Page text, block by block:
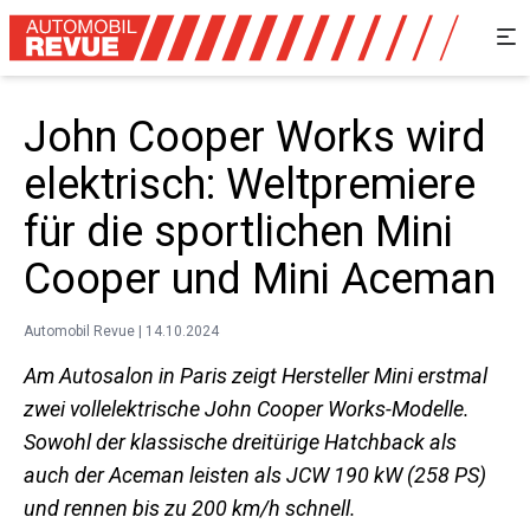
John Cooper Works wird
elektrisch: Weltpremiere
für die sportlichen Mini
Cooper und Mini Aceman
Automobil Revue | 14.10.2024
Am Autosalon in Paris zeigt Hersteller Mini erstmal
zwei vollelektrische John Cooper Works-Modelle.
Sowohl der klassische dreitürige Hatchback als
auch der Aceman leisten als JCW 190 kW (258 PS)
und rennen bis zu 200 km/h schnell.